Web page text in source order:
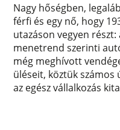
Nagy hőségben,
férfi és egy nő, hogy
utazáson vegyen részt:
menetrend szerinti
még meghívott
üléseit, köztük
az egész vállalkozás